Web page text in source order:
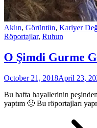
Aklın, Görüntün, Kariyer
Röportajlar, Ruhun
O Şimdi Gurme
October 21, 2018April 23,
Bu hafta hayallerinin
yaptım 🙂 Bu röportajları